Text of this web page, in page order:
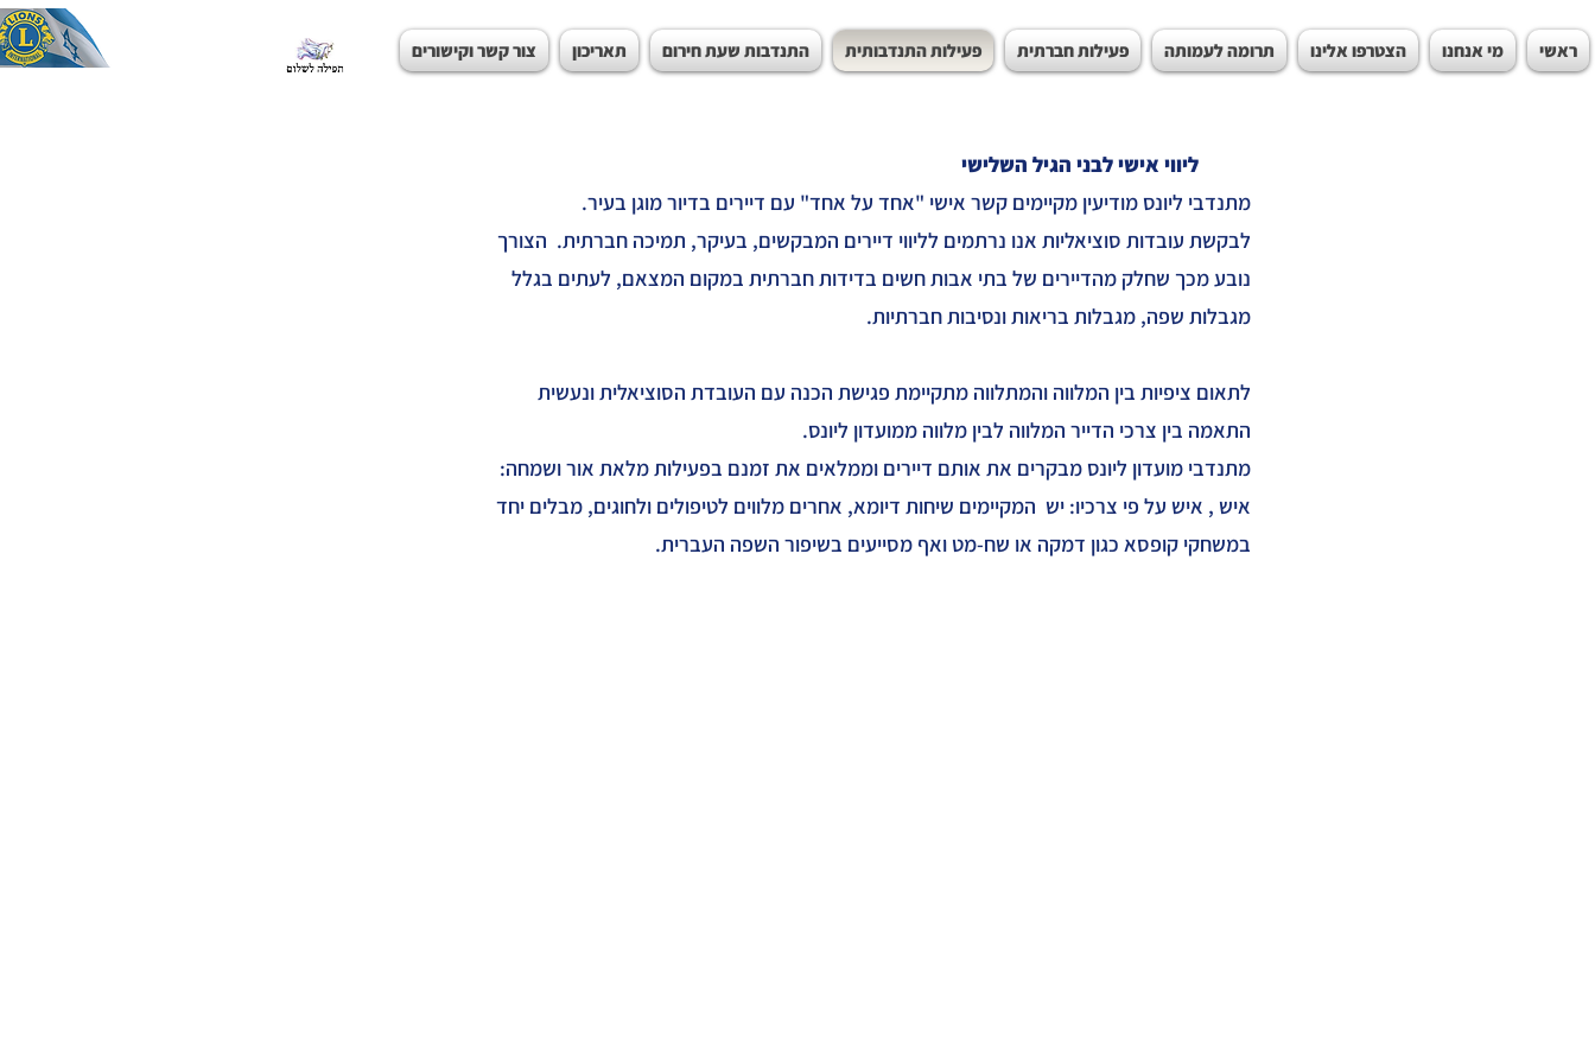
ראשי מי אנחנו הצטרפו אלינו תרומה לעמותה פעילות חברתית פעילות התנדבותית התנדבות שעת חירום תאריכון צור קשר וקישורים
ליווי אישי לבני הגיל השלישי
מתנדבי ליונס מודיעין מקיימים קשר אישי "אחד על אחד" עם דיירים בדיור מוגן בעיר.
לבקשת עובדות סוציאליות אנו נרתמים לליווי דיירים המבקשים, בעיקר, תמיכה חברתית. הצורך
נובע מכך שחלק מהדיירים של בתי אבות חשים בדידות חברתית במקום המצאם, לעתים בגלל
מגבלות שפה, מגבלות בריאות ונסיבות חברתיות.
לתאום ציפיות בין המלווה והמתלווה מתקיימת פגישת הכנה עם העובדת הסוציאלית ונעשית
התאמה בין צרכי הדייר המלווה לבין מלווה ממועדון ליונס.
מתנדבי מועדון ליונס מבקרים את אותם דיירים וממלאים את זמנם בפעילות מלאת אור ושמחה:
איש , איש על פי צרכיו: יש המקיימים שיחות דיומא, אחרים מלווים לטיפולים ולחוגים, מבלים יחד
במשחקי קופסא כגון דמקה או שח-מט ואף מסייעים בשיפור השפה העברית.